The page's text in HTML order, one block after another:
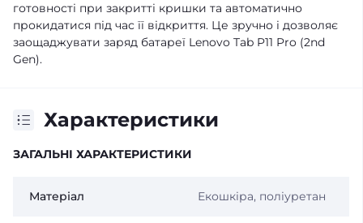
готовності при закритті кришки та автоматично
прокидатися під час її відкриття. Це зручно і дозволяє
заощаджувати заряд батареї Lenovo Tab P11 Pro (2nd
Gen).
Характеристики
ЗАГАЛЬНІ ХАРАКТЕРИСТИКИ
Матеріал Екошкіра, поліуретан